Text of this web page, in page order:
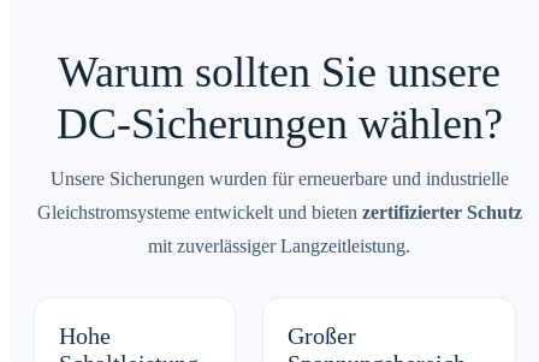
Warum sollten Sie unsere
DC-Sicherungen wählen?
Unsere Sicherungen wurden für erneuerbare und industrielle
Gleichstromsysteme entwickelt und bieten zertifizierter Schutz
mit zuverlässiger Langzeitleistung.
Hohe
Großer